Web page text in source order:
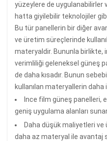
yüzeylere de uygulanabilirler
hatta giyilebilir teknolojiler
Bu tür panellerin bir diğer
ve üretim süreçlerinde
materyaldir. Bununla birlikte,
verimliliği geleneksel güneş
de daha kısadır. Bunun
kullanılan materyallerin daha
Ince film güneş panelleri,
geniş uygulama alanları
Daha düşük maliyetleri ve
daha az materyal ile avantaj